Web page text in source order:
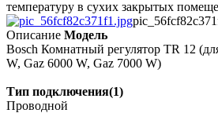
температуру в сухих закрытых
Описание Модель
Bosch Комнатный регулятор TR 12
W, Gaz 6000 W, Gaz 7000 W)
Тип подключения(1)
Проводной